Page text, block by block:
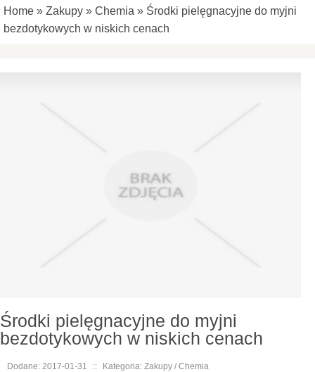
Home » Zakupy » Chemia » Środki pielęgnacyjne do myjni
bezdotykowych w niskich cenach
Środki pielęgnacyjne do myjni
bezdotykowych w niskich cenach
Dodane: 2017-01-31 :: Kategoria: Zakupy / Chemia